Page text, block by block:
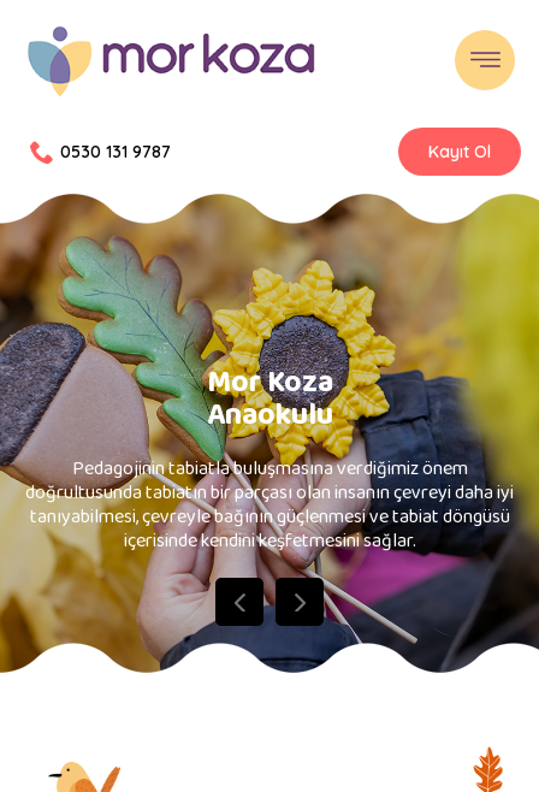
0530 131 9787 Kayıt Ol
Mor Koza
Anaokulu
Pedagojinin tabiatla buluşmasına verdiğimiz önem
doğrultusunda tabiatın bir parçası olan insanın çevreyi daha iyi
tanıyabilmesi, çevreyle bağının güçlenmesi ve tabiat döngüsü
içerisinde kendini keşfetmesini sağlar.